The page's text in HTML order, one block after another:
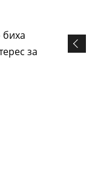
биха
за